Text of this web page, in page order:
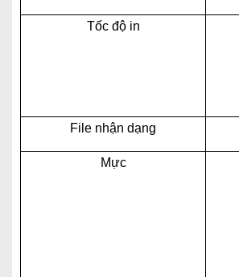
Tốc độ in
File nhận dạng
Mực